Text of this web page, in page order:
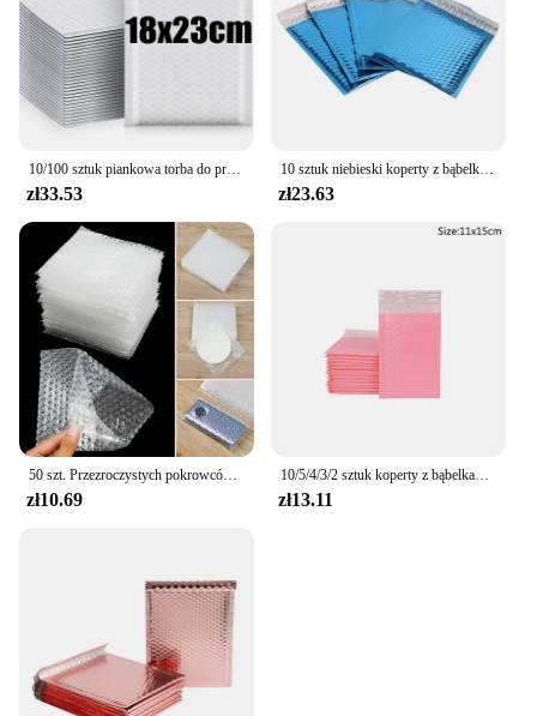
10/100 sztuk piankowa torba do przechowywania wodoodporna biała koperta bąbelkowa torba samoprzylepna samoprzylepna opakowanie wysyłkowe pakiet kurierskich
zł33.53
10 sztuk niebieski koperty z bąbelkami folia wyściełane torby aluminiowa pocztowych torby opakowanie na prezenty wyściełane koperty wysyłkowe
zł23.63
50 szt. Przezroczystych pokrowców amortyzujących koperty odporne na wstrząsy opakowanie białe torebka bąbelkowa folia ochronna torby do pakowania z pianki
zł10.69
10/5/4/3/2 sztuk koperty z bąbelkami torby różowy czarny Bubble samo uszczelnienie kopertówka wodoodporna Mailing wyściełane wysyłka opakowanie na prezent torba
zł13.11